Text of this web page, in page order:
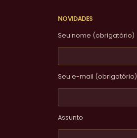
NOVIDADES
Seu nome (obrigatório)
Seu e-mail (obrigatório)
Assunto